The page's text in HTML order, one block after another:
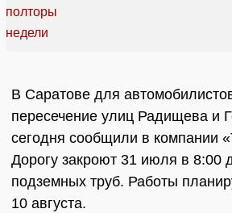
В Саратове для
пересечение улиц Радищева и
сегодня сообщили в компании
Дорогу закроют 31 июля в 8:00
подземных труб. Работы
10 августа.